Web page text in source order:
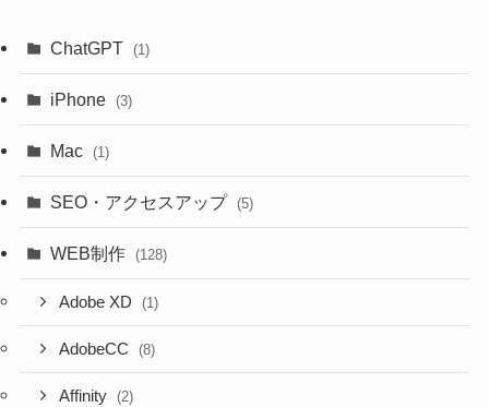
ChatGPT (1)
iPhone (3)
Mac (1)
SEO・アクセスアップ (5)
WEB制作 (128)
Adobe XD (1)
AdobeCC (8)
Affinity (2)